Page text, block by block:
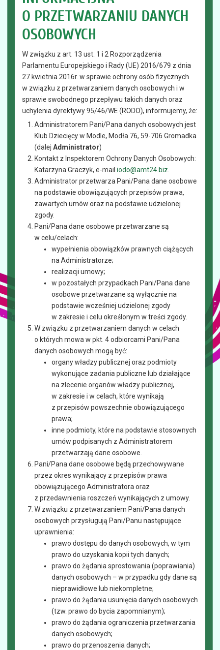
O PRZETWARZANIU DANYCH
OSOBOWYCH
W związku z art. 13 ust. 1 i 2 Rozporządzenia
Parlamentu Europejskiego i Rady (UE) 2016/679 z dnia
27 kwietnia 2016r. w sprawie ochrony osób fizycznych
w związku z przetwarzaniem danych osobowych i w
sprawie swobodnego przepływu takich danych oraz
uchylenia dyrektywy 95/46/WE (RODO), informujemy, że:
Administratorem Pani/Pana danych osobowych jest
Klub Dziecięcy w Modle, Modła 76, 59-706 Gromadka
(dalej Administrator)
Kontakt z Inspektorem Ochrony Danych Osobowych:
Katarzyna Graczyk, e-mail iodo@amt24.biz
Administrator przetwarza Pani/Pana dane osobowe
na podstawie obowiązujących przepisów prawa,
zawartych umów oraz na podstawie udzielonej
zgody.
Pani/Pana dane osobowe przetwarzane są
w celu/celach:
wypełnienia obowiązków prawnych ciążących
na Administratorze;
realizacji umowy;
w pozostałych przypadkach Pani/Pana dane
osobowe przetwarzane są wyłącznie na
podstawie wcześniej udzielonej zgody
w zakresie i celu określonym w treści zgody.
W związku z przetwarzaniem danych w celach
o których mowa w pkt. 4 odbiorcami Pani/Pana
danych osobowych mogą być:
organy władzy publicznej oraz podmioty
wykonujące zadania publiczne lub działające
na zlecenie organów władzy publicznej,
w zakresie i w celach, które wynikają
z przepisów powszechnie obowiązującego
prawa;
inne podmioty, które na podstawie stosownych
umów podpisanych z Administratorem
przetwarzają dane osobowe.
Pani/Pana dane osobowe będą przechowywane
przez okres wynikający z przepisów prawa
obowiązującego Administratora oraz
z przedawnienia roszczeń wynikających z umowy.
W związku z przetwarzaniem Pani/Pana danych
osobowych przysługują Pani/Panu następujące
uprawnienia:
prawo dostępu do danych osobowych, w tym
prawo do uzyskania kopii tych danych;
prawo do żądania sprostowania (poprawiania)
danych osobowych – w przypadku gdy dane są
nieprawidłowe lub niekompletne;
prawo do żądania usunięcia danych osobowych
(tzw. prawo do bycia zapomnianym);
prawo do żądania ograniczenia przetwarzania
danych osobowych;
prawo do przenoszenia danych;